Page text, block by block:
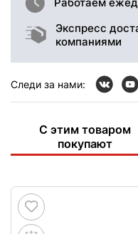
Экспресс
компаниями
Следи за нами:
С этим товаром
покупают